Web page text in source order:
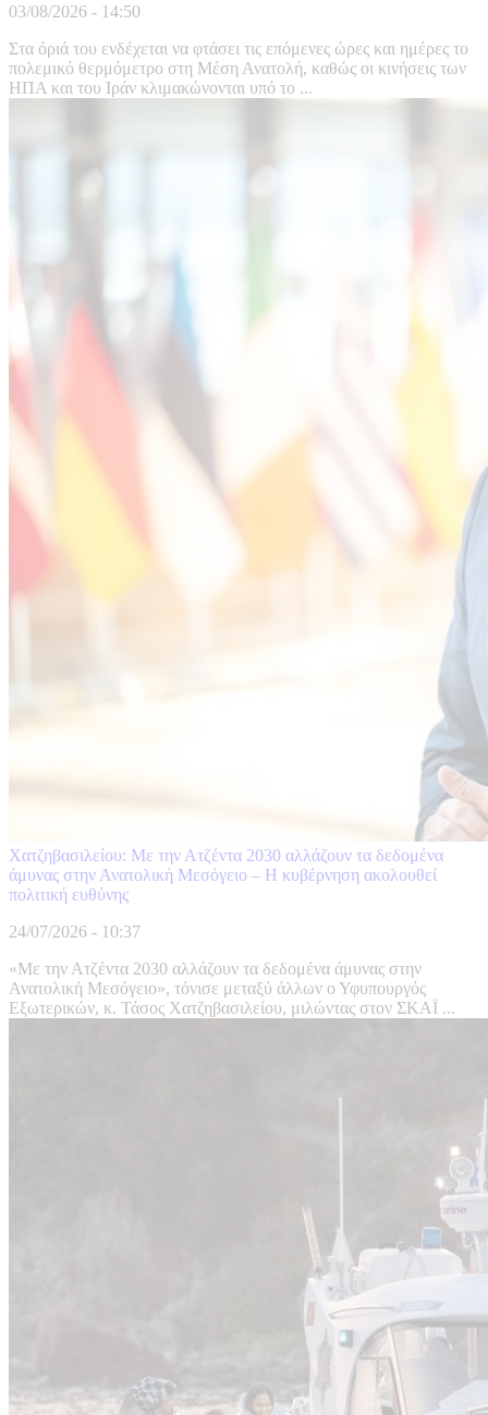
03/08/2026 - 14:50
Στα όριά του ενδέχεται να φτάσει τις επόμενες ώρες και ημέρες το
πολεμικό θερμόμετρο στη Μέση Ανατολή, καθώς οι κινήσεις των
ΗΠΑ και του Ιράν κλιμακώνονται υπό το ...
Χατζηβασιλείου: Με την Ατζέντα 2030 αλλάζουν τα δεδομένα
άμυνας στην Ανατολική Μεσόγειο – Η κυβέρνηση ακολουθεί
πολιτική ευθύνης
24/07/2026 - 10:37
«Με την Ατζέντα 2030 αλλάζουν τα δεδομένα άμυνας στην
Ανατολική Μεσόγειο», τόνισε μεταξύ άλλων ο Υφυπουργός
Εξωτερικών, κ. Τάσος Χατζηβασιλείου, μιλώντας στον ΣΚΑΪ ...